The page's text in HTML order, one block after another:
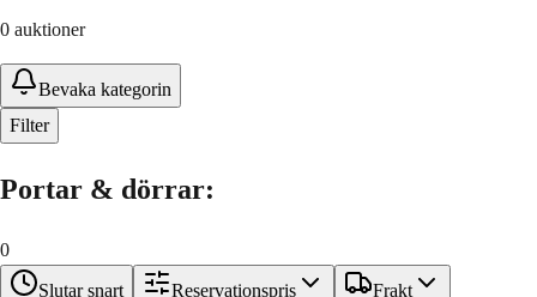
0 auktioner
Bevaka kategorin
Filter
Portar & dörrar:
0
Slutar snart
Reservationspris
Frakt